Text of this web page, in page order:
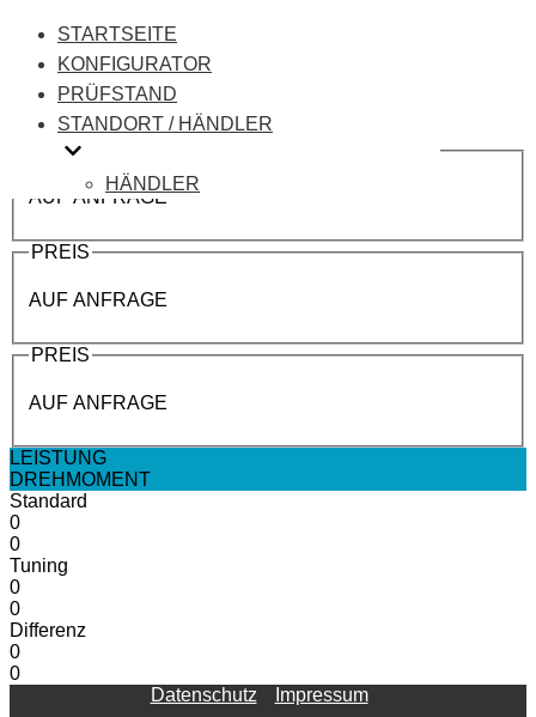
STARTSEITE
KONFIGURATOR
PRÜFSTAND
STANDORT / HÄNDLER
HÄNDLER
Klasse C270 CDI 2.7
Leistung:170 PS
Drehmoment:370 NM
Motortyp:Diesel
PREIS
AUF ANFRAGE
PREIS
AUF ANFRAGE
PREIS
AUF ANFRAGE
LEISTUNG
DREHMOMENT
Standard
0
0
Tuning
0
0
Differenz
0
0
Datenschutz
Impressum